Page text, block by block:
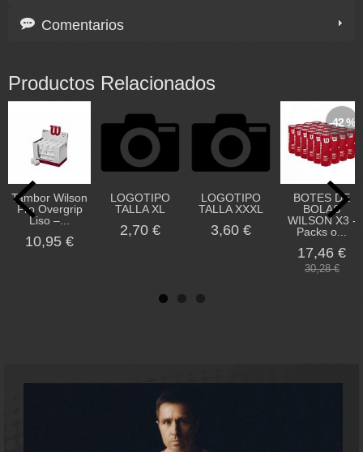
Comentarios
Productos Relacionados
Tambor Wilson
Pro Overgrip
Liso –...
10,95 €
LOGOTIPO
TALLA XL
2,70 €
LOGOTIPO
TALLA XXXL
3,60 €
-42 %
BOTES DE
BOLAS
WILSON X3 -
Packs o...
17,46 €
30,28 €